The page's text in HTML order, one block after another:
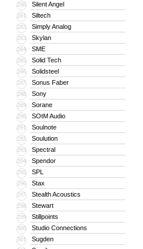
280 Silent Angel
281 Siltech
282 Simply Analog
283 Skylan
284 SME
285 Solid Tech
286 Solidsteel
287 Sonus Faber
288 Sony
289 Sorane
290 SOtM Audio
291 Soulnote
292 Soulution
293 Spectral
294 Spendor
295 SPL
296 Stax
297 Stealth Acoustics
298 Stewart
299 Stillpoints
300 Studio Connections
301 Sugden